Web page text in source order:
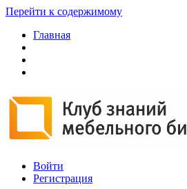
Перейти к содержимому
Главная
Войти
Регистрация